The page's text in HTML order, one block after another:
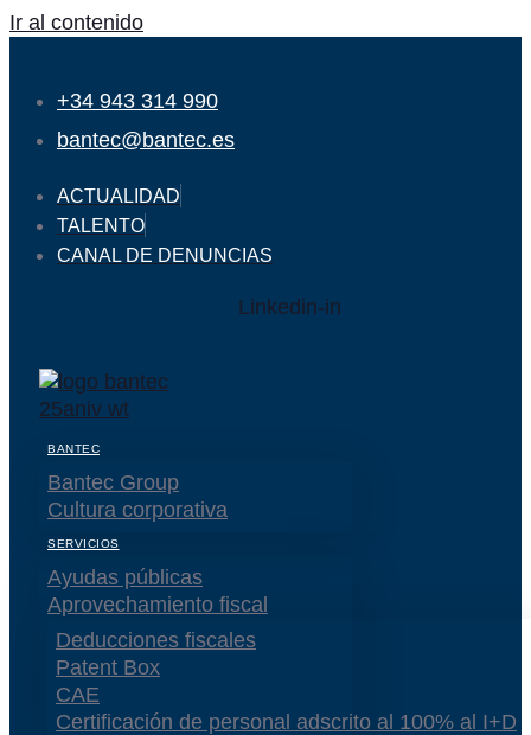
Ir al contenido
+34 943 314 990
bantec@bantec.es
ACTUALIDAD
TALENTO
CANAL DE DENUNCIAS
Linkedin-in
BANTEC
Bantec Group
Cultura corporativa
SERVICIOS
Ayudas públicas
Aprovechamiento fiscal
Deducciones fiscales
Patent Box
CAE
Certificación de personal adscrito al 100% al I+D